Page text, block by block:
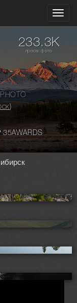
233.3K
просм. фото
)
35AWARDS